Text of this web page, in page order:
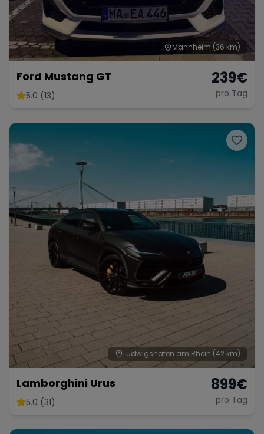
Mannheim (36 km)
Ford Mustang GT
5.0 (13)
239€
pro Tag
Ludwigshafen am Rhein (42 km)
Lamborghini Urus
5.0 (31)
899€
pro Tag